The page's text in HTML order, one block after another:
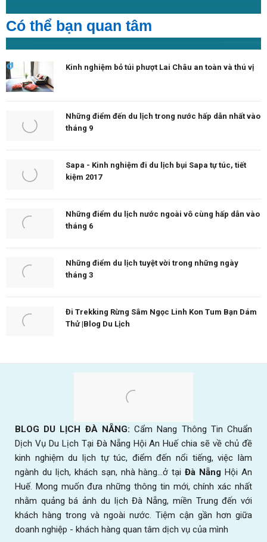
Có thể bạn quan tâm
Kinh nghiệm bỏ túi phượt Lai Châu an toàn và thú vị
Những điểm đến du lịch trong nước hấp dẫn nhất vào
tháng 9
Sapa - Kinh nghiệm đi du lịch bụi Sapa tự túc, tiết
kiệm 2017
Những điểm du lịch nước ngoài vô cùng hấp dẫn vào
tháng 6
Những điểm du lịch tuyệt vời trong những ngày
tháng 3
Đi Trekking Rừng Sâm Ngọc Linh Kon Tum Bạn Dám
Thử |Blog Du Lịch
BLOG DU LỊCH ĐÀ NẴNG: Cẩm Nang Thông Tin Chuẩn
Dịch Vụ Du Lịch Tại Đà Nẵng Hội An Huế chia sẽ về chủ đề
kinh nghiệm du lịch tự túc, điểm đến nổi tiếng, việc làm
ngành du lịch, khách sạn, nhà hàng...ở tạiĐà Nẵng Hội An
Huế. Mong muốn đưa những thông tin mới, chính xác nhất
nhằm quảng bá ảnh du lịch Đà Nẵng, miền Trung đến với
khách hàng trong và ngoài nước. Tiệm cận gần hơn giữa
doanh nghiệp - khách hàng quan tâm dịch vụ của mình